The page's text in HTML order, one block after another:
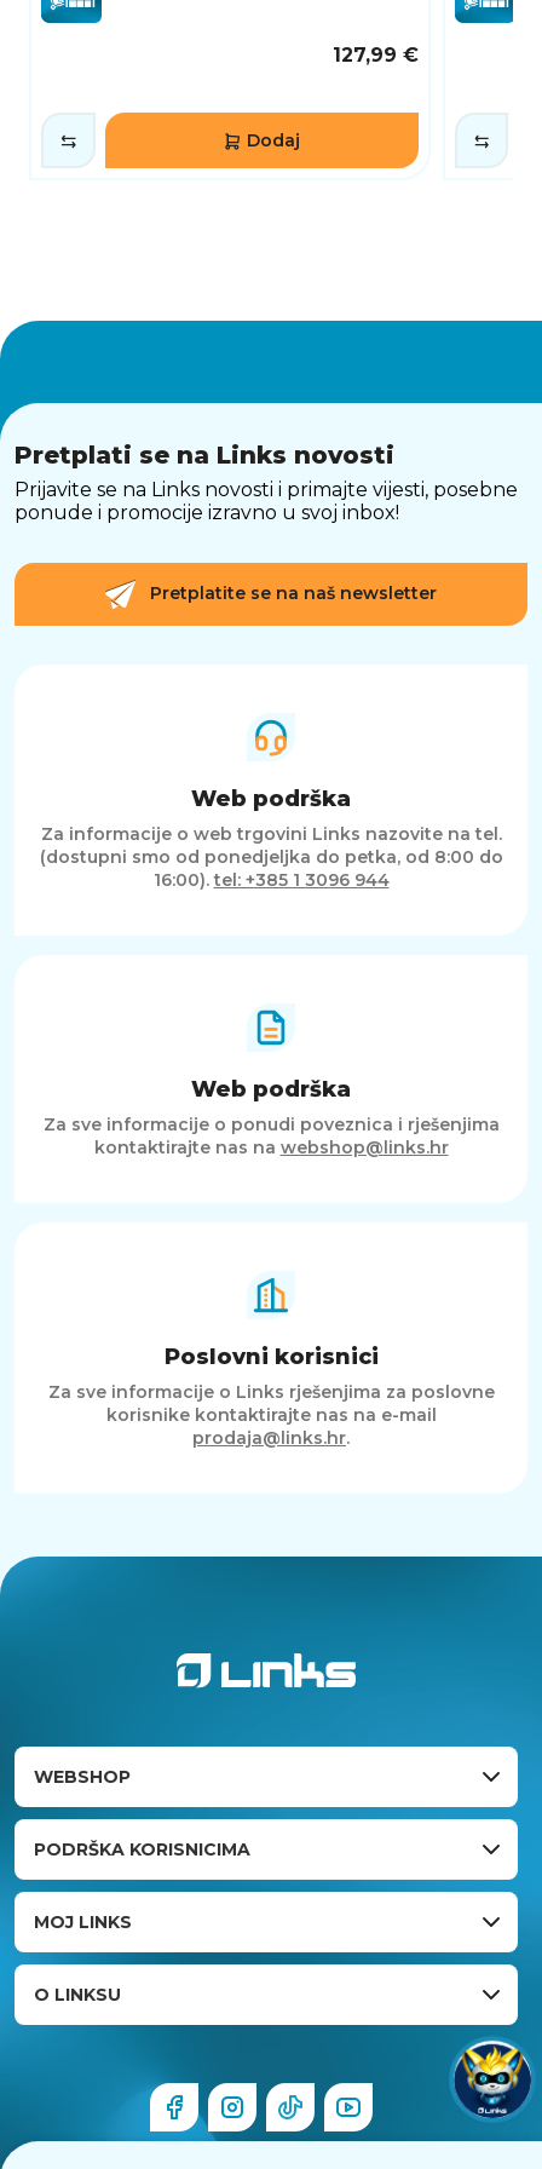
127,99 €
Dodaj
Pretplati se na Links novosti
Prijavite se na Links novosti i primajte vijesti, posebne
ponude i promocije izravno u svoj inbox!
Pretplatite se na naš newsletter
Web podrška
Za informacije o web trgovini Links nazovite na tel.
(dostupni smo od ponedjeljka do petka, od 8:00 do
16:00).tel: +385 1 3096 944
Web podrška
Za sve informacije o ponudi poveznica i rješenjima
kontaktirajte nas na webshop@links.hr
Poslovni korisnici
Za sve informacije o Links rješenjima za poslovne
korisnike kontaktirajte nas na e-mail
prodaja@links.hr.
WEBSHOP
PODRŠKA KORISNICIMA
MOJ LINKS
O LINKSU